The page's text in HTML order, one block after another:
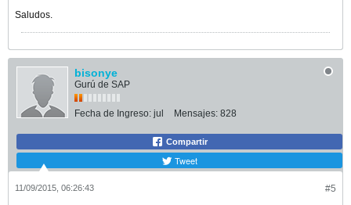
Saludos.
bisonye
Gurú de SAP
Fecha de Ingreso: jul Mensajes: 828
Compartir
Tweet
#5
11/09/2015, 06:26:43